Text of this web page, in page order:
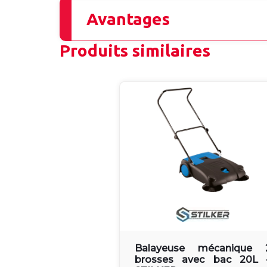
Avantages
Produits similaires
Balayeuse mécanique
brosses avec bac 20L